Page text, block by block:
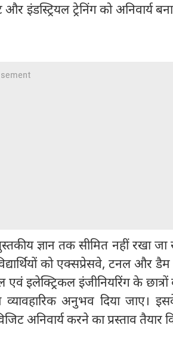
इंडस्ट्रियल ट्रेनिंग को अनिवार्य
ज्ञान तक सीमित नहीं रखा जा
को एक्सप्रेसवे, टनल और डैम
इलेक्ट्रिकल इंजीनियरिंग के छात्रों
व्यावहारिक अनुभव दिया जाए।
अनिवार्य करने का प्रस्ताव तैयार